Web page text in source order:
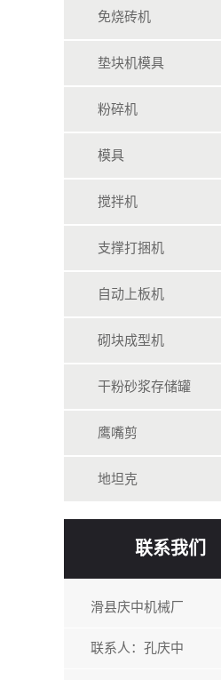
免烧砖机
垫块机模具
粉碎机
模具
搅拌机
支撑打捆机
自动上板机
砌块成型机
干粉砂浆存储罐
鹰嘴剪
地坦克
联系我们
滑县庆中机械厂
联系人：孔庆中